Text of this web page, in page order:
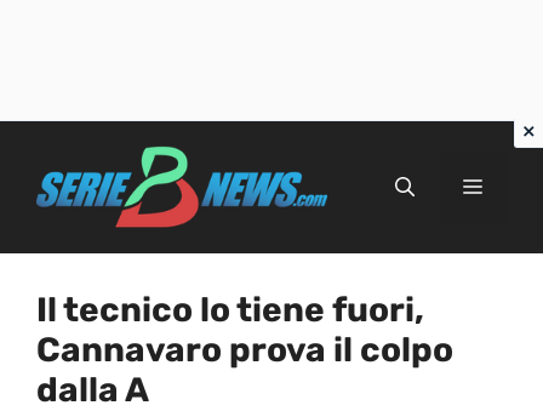
Menu
Il tecnico lo tiene fuori,
Cannavaro prova il colpo
dalla A